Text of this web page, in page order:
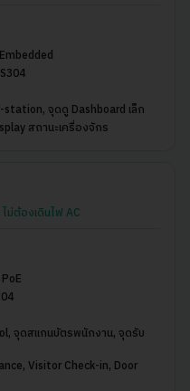
station, จุดดู Dashboard เล็ก
สถานะเครื่องจักร
ม่ต้องเดินไฟ AC
จุดสแกนบัตรพนักงาน, จุดรับ
Visitor Check-in, Door